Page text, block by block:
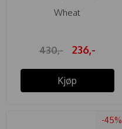
BLUE ...
Wheat
430,- 236,-
Kjøp
-45%